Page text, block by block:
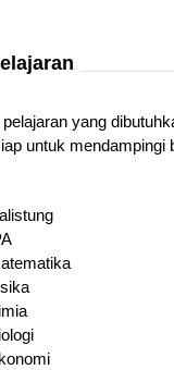
yang
untuk mendampingi